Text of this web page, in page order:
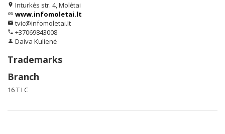
location_on Inturkės str. 4, Molėtai
link www.infomoletai.lt
email tvic@infomoletai.lt
phone +37069843008
person Daiva Kulienė
Trademarks
Branch
16 T I C